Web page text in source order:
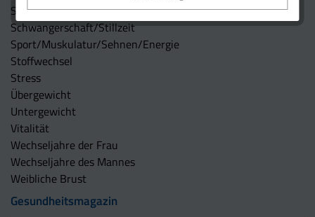
Schlaf
Schwangerschaft/Stillzeit
Sport/Muskulatur/Sehnen/Energie
Stoffwechsel
Stress
Übergewicht
Untergewicht
Vitalität
Wechseljahre der Frau
Wechseljahre des Mannes
Weibliche Brust
Gesundheitsmagazin